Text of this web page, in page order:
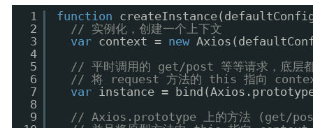
1
2
3
4
5
6
7
8
9
function
// 实例化，创建一个上下文
var context = new
// 平时调用的 get/post 等等请求，底层
// 将 request 方法的 this 指向
var instance =
// Axios.prototype 上的方法 (get/